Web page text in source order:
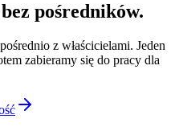
pośredników.
z właścicielami. Jeden
zabieramy się do pracy dla